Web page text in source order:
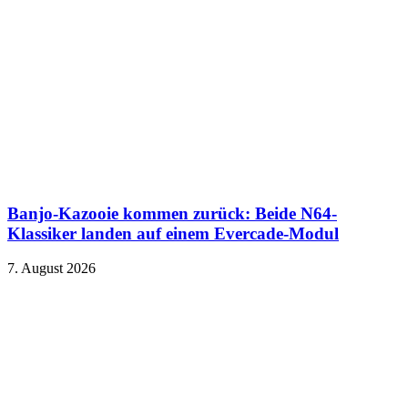
Banjo-Kazooie kommen zurück: Beide N64-
Klassiker landen auf einem Evercade-Modul
7. August 2026